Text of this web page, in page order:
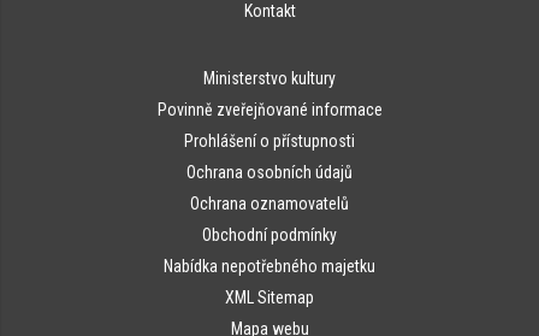
Kontakt
Ministerstvo kultury
Povinně zveřejňované informace
Prohlášení o přístupnosti
Ochrana osobních údajů
Ochrana oznamovatelů
Obchodní podmínky
Nabídka nepotřebného majetku
XML Sitemap
Mapa webu